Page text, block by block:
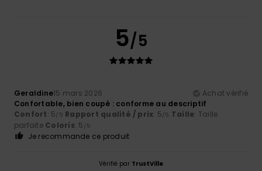
5/5
Geraldine15 mars 2026
Achat vérifié
Confortable, bien coupé : conforme au descriptif
Confort: 5/5 Rapport qualité / prix: 5/5 Taille: Taille
parfaite Coloris: 5 /5
Je recommande ce produit
Vérifié par TrustVille